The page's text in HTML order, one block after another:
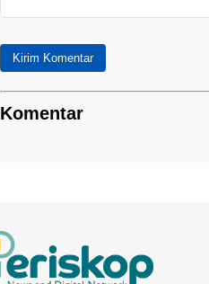
Kirim Komentar
Komentar